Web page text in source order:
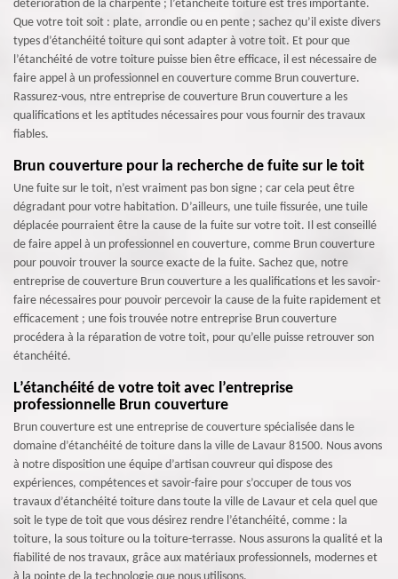
détérioration de la charpente ; l’étanchéité toiture est très importante.
Que votre toit soit : plate, arrondie ou en pente ; sachez qu’il existe divers
types d’étanchéité toiture qui sont adapter à votre toit. Et pour que
l’étanchéité de votre toiture puisse bien être efficace, il est nécessaire de
faire appel à un professionnel en couverture comme Brun couverture.
Rassurez-vous, ntre entreprise de couverture Brun couverture a les
qualifications et les aptitudes nécessaires pour vous fournir des travaux
fiables.
Brun couverture pour la recherche de fuite sur le toit
Une fuite sur le toit, n’est vraiment pas bon signe ; car cela peut être
dégradant pour votre habitation. D’ailleurs, une tuile fissurée, une tuile
déplacée pourraient être la cause de la fuite sur votre toit. Il est conseillé
de faire appel à un professionnel en couverture, comme Brun couverture
pour pouvoir trouver la source exacte de la fuite. Sachez que, notre
entreprise de couverture Brun couverture a les qualifications et les savoir-
faire nécessaires pour pouvoir percevoir la cause de la fuite rapidement et
efficacement ; une fois trouvée notre entreprise Brun couverture
procédera à la réparation de votre toit, pour qu’elle puisse retrouver son
étanchéité.
L’étanchéité de votre toit avec l’entreprise
professionnelle Brun couverture
Brun couverture est une entreprise de couverture spécialisée dans le
domaine d’étanchéité de toiture dans la ville de Lavaur 81500. Nous avons
à notre disposition une équipe d’artisan couvreur qui dispose des
expériences, compétences et savoir-faire pour s’occuper de tous vos
travaux d’étanchéité toiture dans toute la ville de Lavaur et cela quel que
soit le type de toit que vous désirez rendre l’étanchéité, comme : la
toiture, la sous toiture ou la toiture-terrasse. Nous assurons la qualité et la
fiabilité de nos travaux, grâce aux matériaux professionnels, modernes et